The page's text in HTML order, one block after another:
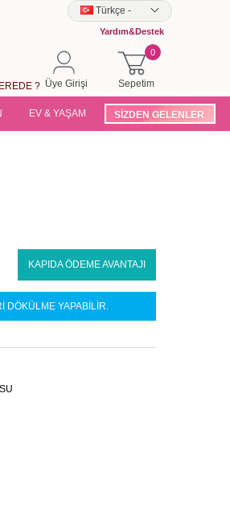
Türkçe -
Yardım&Destek
Sepetim
0
Üye Girişi
?
EV & YAŞAM SİZDEN GELENLER
KAPIDA ÖDEME AVANTAJI
DÖKÜLME YAPABİLİR.